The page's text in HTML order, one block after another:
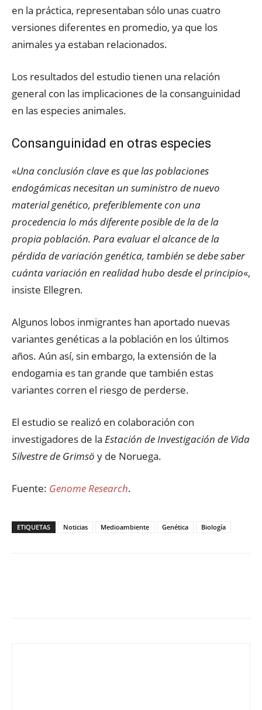
en la práctica, representaban sólo unas cuatro
versiones diferentes en promedio, ya que los
animales ya estaban relacionados.
Los resultados del estudio tienen una relación
general con las implicaciones de la consanguinidad
en las especies animales.
Consanguinidad en otras especies
«Una conclusión clave es que las poblaciones
endogámicas necesitan un suministro de nuevo
material genético, preferiblemente con una
procedencia lo más diferente posible de la de la
propia población. Para evaluar el alcance de la
pérdida de variación genética, también se debe saber
cuánta variación en realidad hubo desde el principio«,
insiste Ellegren.
Algunos lobos inmigrantes han aportado nuevas
variantes genéticas a la población en los últimos
años. Aún así, sin embargo, la extensión de la
endogamia es tan grande que también estas
variantes corren el riesgo de perderse.
El estudio se realizó en colaboración con
investigadores de la Estación de Investigación de Vida
Silvestre de Grimsö y de Noruega.
Fuente: Genome Research.
ETIQUETAS Noticias Medioambiente Genética Biología